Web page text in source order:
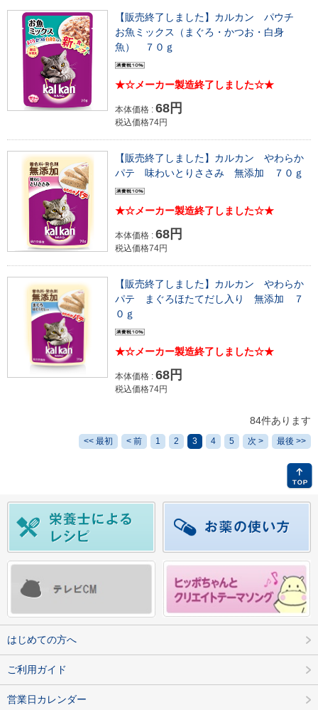
【販売終了しました】カルカン パウチ
お魚ミックス（まぐろ・かつお・白身
魚） ７０ｇ
★☆メーカー製造終了しました☆★
本体価格 : 68円
税込価格74円
【販売終了しました】カルカン やわらか
パテ 味わいとりささみ 無添加 ７０ｇ
★☆メーカー製造終了しました☆★
本体価格 : 68円
税込価格74円
【販売終了しました】カルカン やわらか
パテ まぐろほたてだし入り 無添加 ７
０ｇ
★☆メーカー製造終了しました☆★
本体価格 : 68円
税込価格74円
84件あります
<< 最初 < 前 1 2 3 4 5 次 > 最後 >>
はじめての方へ
ご利用ガイド
営業日カレンダー